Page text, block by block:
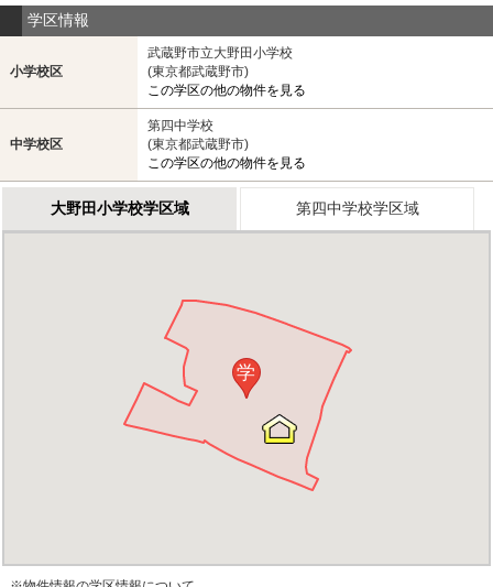
学区情報
小学校区
武蔵野市立大野田小学校
(東京都武蔵野市)
この学区の他の物件を見る
中学校区
第四中学校
(東京都武蔵野市)
この学区の他の物件を見る
大野田小学校学区域 第四中学校学区域
学